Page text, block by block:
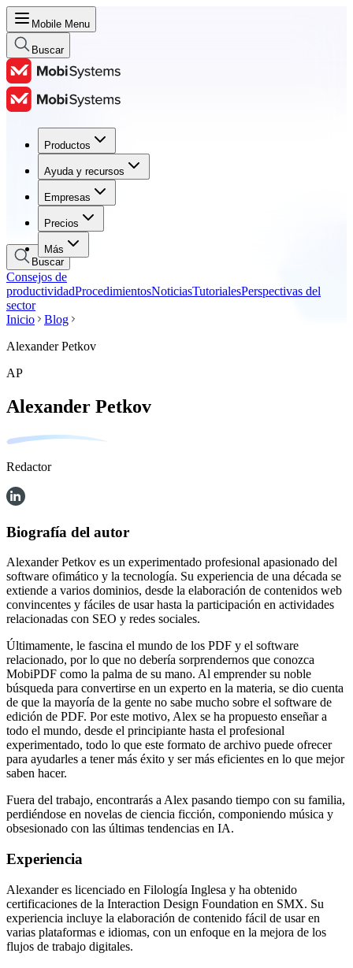
Mobile Menu
Buscar
Productos
Ayuda y recursos
Empresas
Precios
Más
Productos
Ayuda y recursos
Empresas
Precios
Buscar
Consejos de
productividadProcedimientosNoticiasTutorialesPerspectivas del
sector
Inicio
Blog
Alexander Petkov
AP
Alexander Petkov
Redactor
Biografía del autor
Alexander Petkov es un experimentado profesional apasionado del
software ofimático y la tecnología. Su experiencia de una década se
extiende a varios dominios, desde la elaboración de contenidos web
convincentes y fáciles de usar hasta la participación en actividades
relacionadas con SEO y redes sociales.
Últimamente, le fascina el mundo de los PDF y el software
relacionado, por lo que no debería sorprendernos que conozca
MobiPDF como la palma de su mano. Al emprender su noble
búsqueda para convertirse en un experto en la materia, se dio cuenta
de que la mayoría de la gente no sabe mucho sobre el software de
edición de PDF. Por este motivo, Alex se ha propuesto enseñar a
todo el mundo, desde el principiante hasta el profesional
experimentado, todo lo que este formato de archivo puede ofrecer
para ayudarles a tener más éxito y ser más eficientes en lo que mejor
saben hacer.
Fuera del trabajo, encontrarás a Alex pasando tiempo con su familia,
perdiéndose en novelas de ciencia ficción, componiendo música y
obsesionado con las últimas tendencias en IA.
Experiencia
Alexander es licenciado en Filología Inglesa y ha obtenido
certificaciones de la Interaction Design Foundation en SMX. Su
experiencia incluye la elaboración de contenido fácil de usar en
varias plataformas e idiomas, con un enfoque en la mejora de los
flujos de trabajo digitales.